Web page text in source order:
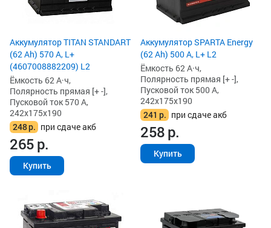
Аккумулятор TITAN STANDART
(62 Ah) 570 А, L+
(4607008882209) L2
Ёмкость 62 А·ч,
Полярность прямая [+ -],
Пусковой ток 570 А,
242x175x190
248р. при сдаче акб
265р.
Купить
Аккумулятор SPARTA Energy
(62 Ah) 500 А, L+ L2
Ёмкость 62 А·ч,
Полярность прямая [+ -],
Пусковой ток 500 А,
242x175x190
241 р. при сдаче акб
258р.
Купить